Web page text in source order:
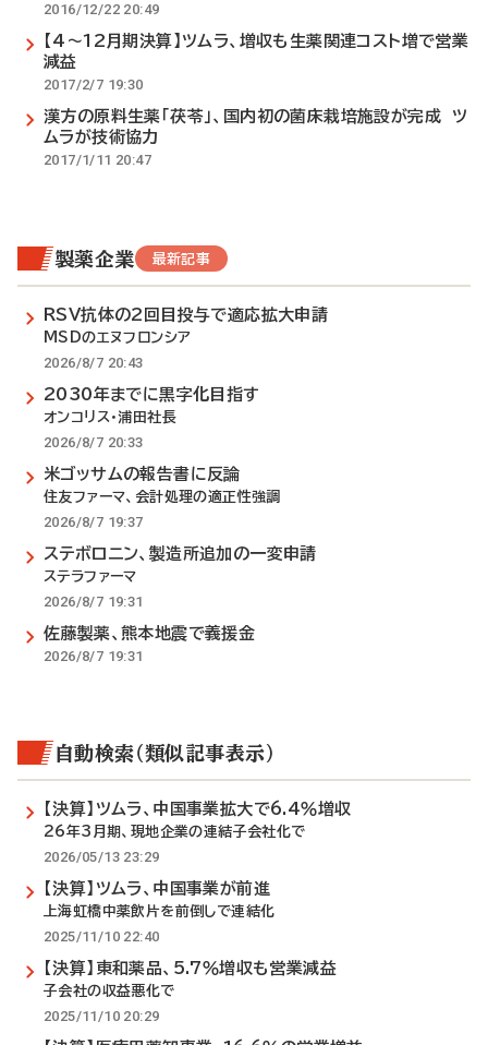
2016/12/22 20:49
【4～12月期決算】ツムラ、増収も生薬関連コスト増で営業
減益
2017/2/7 19:30
漢方の原料生薬「茯苓」、国内初の菌床栽培施設が完成 ツ
ムラが技術協力
2017/1/11 20:47
製薬企業 最新記事
RSV抗体の2回目投与で適応拡大申請
MSDのエヌフロンシア
2026/8/7 20:43
2030年までに黒字化目指す
オンコリス・浦田社長
2026/8/7 20:33
米ゴッサムの報告書に反論
住友ファーマ、会計処理の適正性強調
2026/8/7 19:37
ステボロニン、製造所追加の一変申請
ステラファーマ
2026/8/7 19:31
佐藤製薬、熊本地震で義援金
2026/8/7 19:31
自動検索（類似記事表示）
【決算】ツムラ、中国事業拡大で6.4％増収
26年3月期、現地企業の連結子会社化で
2026/05/13 23:29
【決算】ツムラ、中国事業が前進
上海虹橋中薬飲片を前倒しで連結化
2025/11/10 22:40
【決算】東和薬品、5.7％増収も営業減益
子会社の収益悪化で
2025/11/10 20:29